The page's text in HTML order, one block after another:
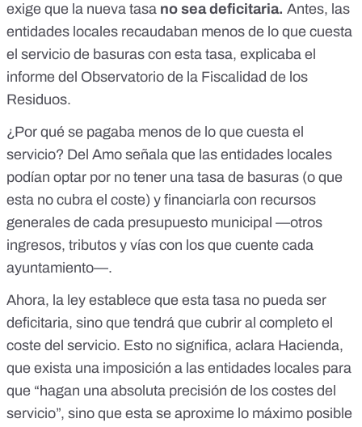
exige que la nueva tasa no sea deficitaria. Antes, las
entidades locales recaudaban menos de lo que cuesta
el servicio de basuras con esta tasa, explicaba el
informe del Observatorio de la Fiscalidad de los
Residuos.
¿Por qué se pagaba menos de lo que cuesta el
servicio? Del Amo señala que las entidades locales
podían optar por no tener una tasa de basuras (o que
esta no cubra el coste) y financiarla con recursos
generales de cada presupuesto municipal —otros
ingresos, tributos y vías con los que cuente cada
ayuntamiento—.
Ahora, la ley establece que esta tasa no pueda ser
deficitaria, sino que tendrá que cubrir al completo el
coste del servicio. Esto no significa, aclara Hacienda,
que exista una imposición a las entidades locales para
que “hagan una absoluta precisión de los costes del
servicio”, sino que esta se aproxime lo máximo posible